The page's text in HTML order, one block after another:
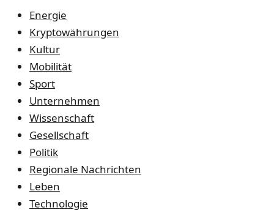
Energie
Kryptowährungen
Kultur
Mobilität
Sport
Unternehmen
Wissenschaft
Gesellschaft
Politik
Regionale Nachrichten
Leben
Technologie